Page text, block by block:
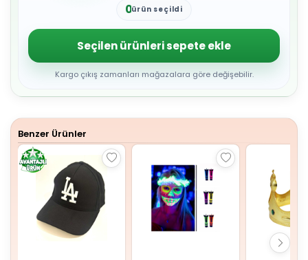
0
2
3
4
5
6
8
ürün seçildi
Seçilen ürünleri sepete ekle
Kargo çıkış zamanları mağazalara göre değişebilir.
Benzer Ürünler